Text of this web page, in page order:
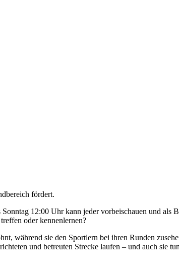
fördert.
12:00 Uhr kann jeder vorbeischauen und als
oder kennenlernen?
während sie den Sportlern bei ihren Runden
und betreuten Strecke laufen – und auch sie